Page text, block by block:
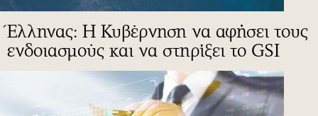
Έλληνας: Η Κυβέρνηση να αφήσει τους
ενδοιασμούς και να στηρίξει το GSI